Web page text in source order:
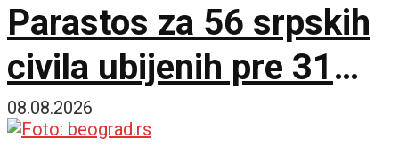
Parastos za 56 srpskih
civila ubijenih pre 31
godinu
08.08.2026